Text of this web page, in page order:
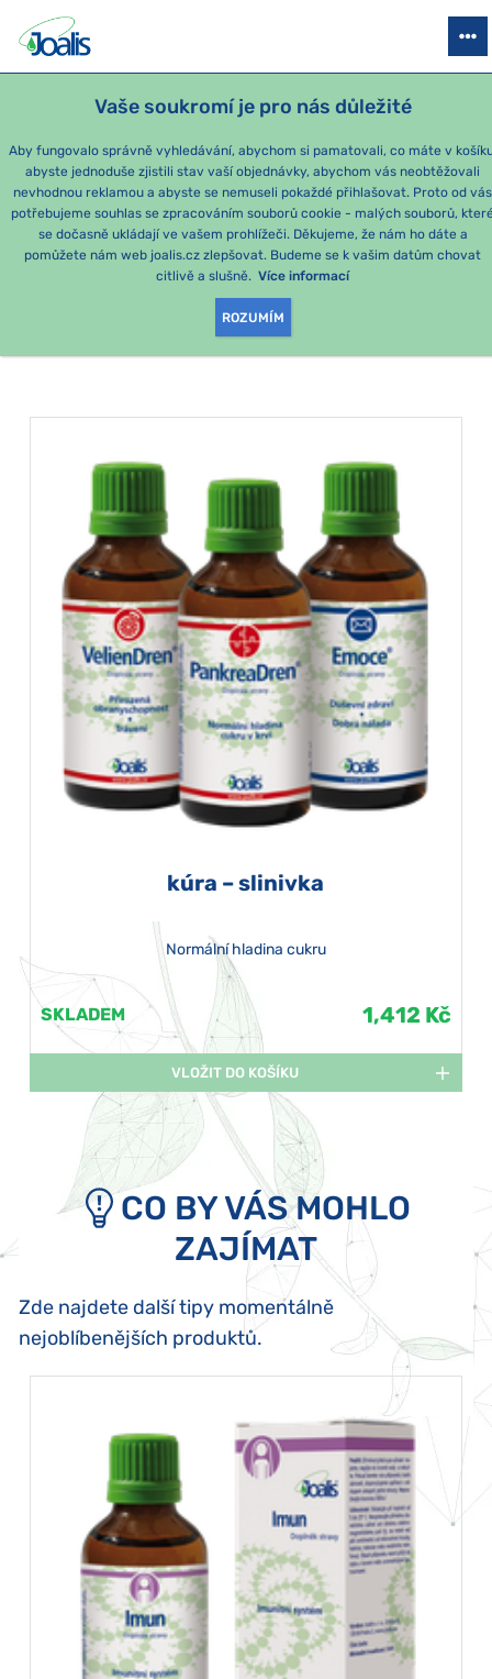
Vaše soukromí je pro nás důležité
Aby fungovalo správně vyhledávání, abychom si pamatovali, co máte v
abyste jednoduše zjistili stav vaší objednávky, abychom vás neobtěžovali
nevhodnou reklamou a abyste se nemuseli pokaždé přihlašovat. Proto od vás
potřebujeme souhlas se zpracováním souborů cookie - malých souborů,
se dočasně ukládají ve vašem prohlížeči. Děkujeme, že nám ho dáte a
pomůžete nám web joalis.cz zlepšovat. Budeme se k vašim datům chovat
citlivě a slušně. Více informací
ROZUMÍM
PRODUKTY PODLE OBTÍŽÍ SEZÓNNÍ BALÍČKY PRO DĚTI
Momentálně nejoblíbenější produkty
PRODUKTY PODLE
KATEGORIE:
kúra – slinivka
Normální hladina cukru
SKLADEM 1,412 Kč
VLOŽIT DO KOŠÍKU
CO BY VÁS MOHLO
ZAJÍMAT
Zde najdete další tipy momentálně
nejoblíbenějších produktů.